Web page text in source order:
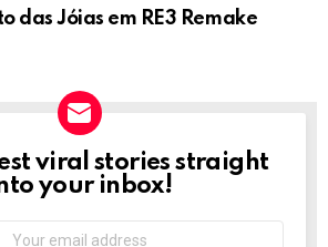
das Jóias em RE3 Remake
viral stories straight
your inbox!